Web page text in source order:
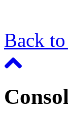
Back